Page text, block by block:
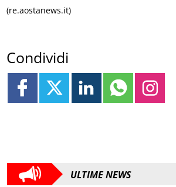
(re.aostanews.it)
Condividi
ULTIME NEWS